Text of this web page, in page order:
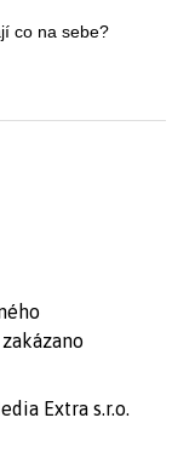
co na sebe?
Extra s.r.o.